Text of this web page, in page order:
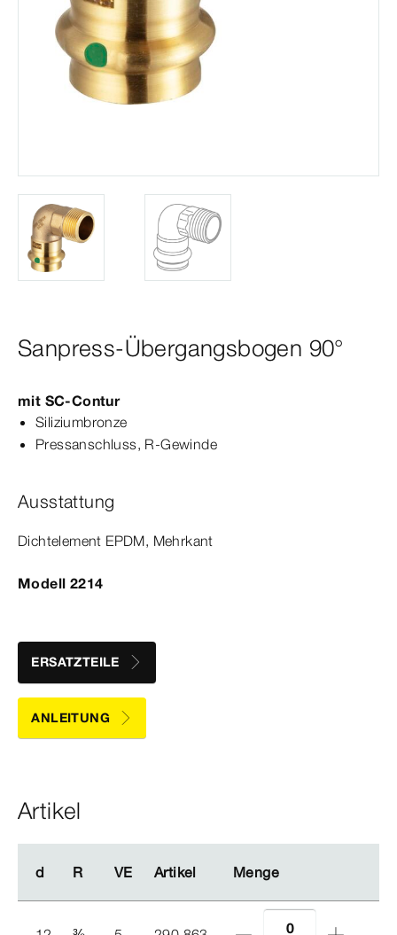
Sanpress-Übergangsbogen 90°
mit SC‑Contur
Siliziumbronze
Press­anschluss, R-​Gewinde
Ausstattung
Dicht­element EPDM, Mehrkant
Modell 2214
ERSATZTEILE
ANLEITUNG
Artikel
d R VE Artikel Menge
d R VE Artikel Menge